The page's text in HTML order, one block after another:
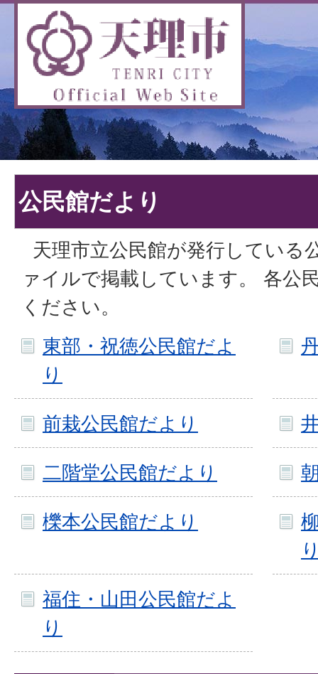
公民館だより
天理市立公民館が発行している
ァイルで掲載しています。 各公
ください。
東部・祝徳公民館だよ
り
前栽公民館だより
二階堂公民館だより
櫟本公民館だより
福住・山田公民館だよ
り